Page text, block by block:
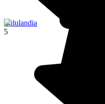
Zululandia
5